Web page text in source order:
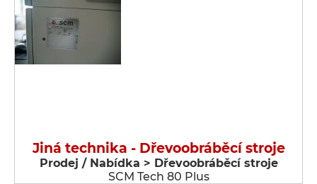
Jiná technika - Dřevoobráběcí stroje
Prodej / Nabídka > Dřevoobráběcí stroje
SCM Tech 80 Plus